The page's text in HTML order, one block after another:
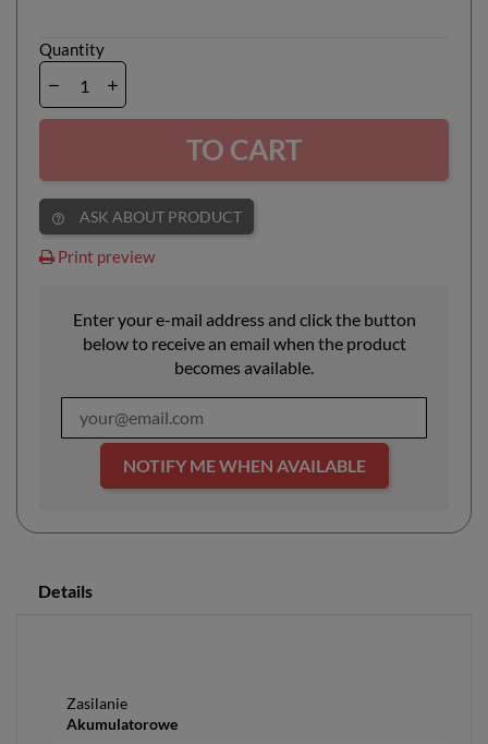
Quantity
TO CART
help_outline ASK ABOUT PRODUCT
Print preview
Enter your e-mail address and click the button
below to receive an email when the product
becomes available.
NOTIFY ME WHEN AVAILABLE
Details
Zasilanie
Akumulatorowe